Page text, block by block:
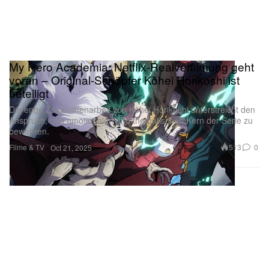
Filme & TV
My Hero Academia: Netflix-Realverfilmung geht
voran – Original-Schöpfer Kōhei Horikoshi ist
beteiligt
Die enge Zusammenarbeit von Kōhei Horikoshi unterstreicht den
Anspruch, den emotionalen und thematischen Kern der Serie zu
bewahren.
Oct 21, 2025 513 0